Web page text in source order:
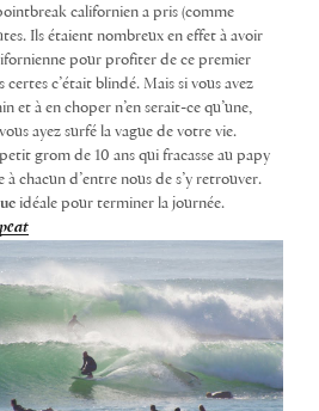
californien a pris (comme
Ils étaient nombreux en effet à avoir
pour profiter de ce premier
certes c’était blindé. Mais si vous avez
et à en choper n’en serait-ce qu’une,
ayez surfé la vague de votre vie.
grom de 10 ans qui fracasse au papy
à chacun d’entre nous de s’y retrouver.
idéale pour terminer la journée.